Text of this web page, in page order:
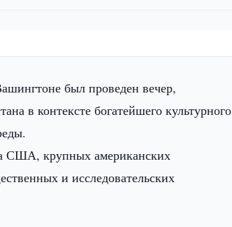
был проведен вечер,
в контексте богатейшего культурного
США, крупных американских
и исследовательских